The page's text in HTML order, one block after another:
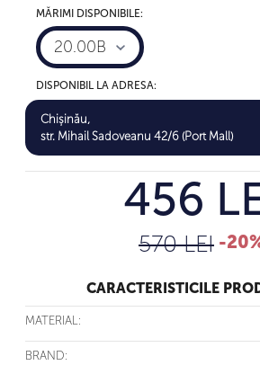
MĂRIMI DISPONIBILE:
20.00B
DISPONIBIL LA ADRESA:
Chișinău,
str. Mihail Sadoveanu 42/6 (Port Mall)
456
570 LEI -
CARACTERISTICILE
MATERIAL:
BRAND: